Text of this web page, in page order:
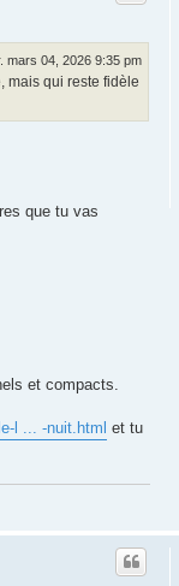
mars 04, 2026 9:35 pm
mais qui reste fidèle
que tu vas
et compacts.
l ... -nuit.html et tu